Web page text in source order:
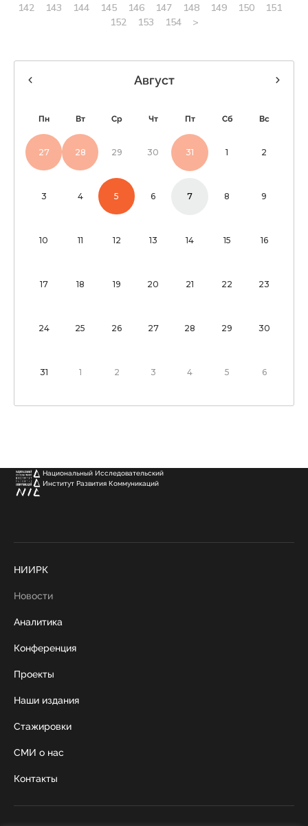
142
143 144 145 146 147 148 149 150
151
152
153 154 >
Август
Пн Вт Ср Чт Пт Сб Вс
27 28 29 30 31 1 2
3 4 5 6 7 8 9
10 11 12 13 14 15 16
17 18 19 20 21 22 23
24 25 26 27 28 29 30
31 1 2 3 4 5 6
Национальный Исследовательский
Институт Развития Коммуникаций
НИИРК
Новости
Аналитика
Конференция
Проекты
Наши издания
Стажировки
СМИ о нас
Контакты